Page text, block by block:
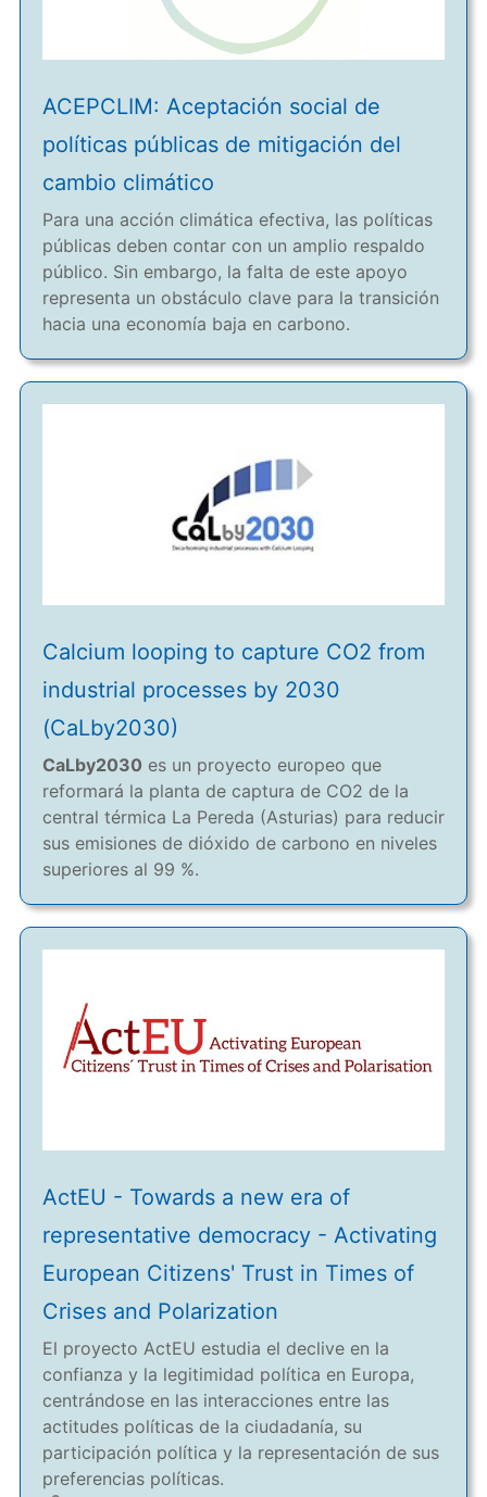
ACEPCLIM: Aceptación social de
políticas públicas de mitigación del
cambio climático
Para una acción climática efectiva, las políticas
públicas deben contar con un amplio respaldo
público. Sin embargo, la falta de este apoyo
representa un obstáculo clave para la transición
hacia una economía baja en carbono.
Calcium looping to capture CO2 from
industrial processes by 2030
(CaLby2030)
CaLby2030 es un proyecto europeo que
reformará la planta de captura de CO2 de la
central térmica La Pereda (Asturias) para reducir
sus emisiones de dióxido de carbono en niveles
superiores al 99 %.
ActEU - Towards a new era of
representative democracy - Activating
European Citizens' Trust in Times of
Crises and Polarization
El proyecto ActEU estudia el declive en la
confianza y la legitimidad política en Europa,
centrándose en las interacciones entre las
actitudes políticas de la ciudadanía, su
participación política y la representación de sus
preferencias políticas.